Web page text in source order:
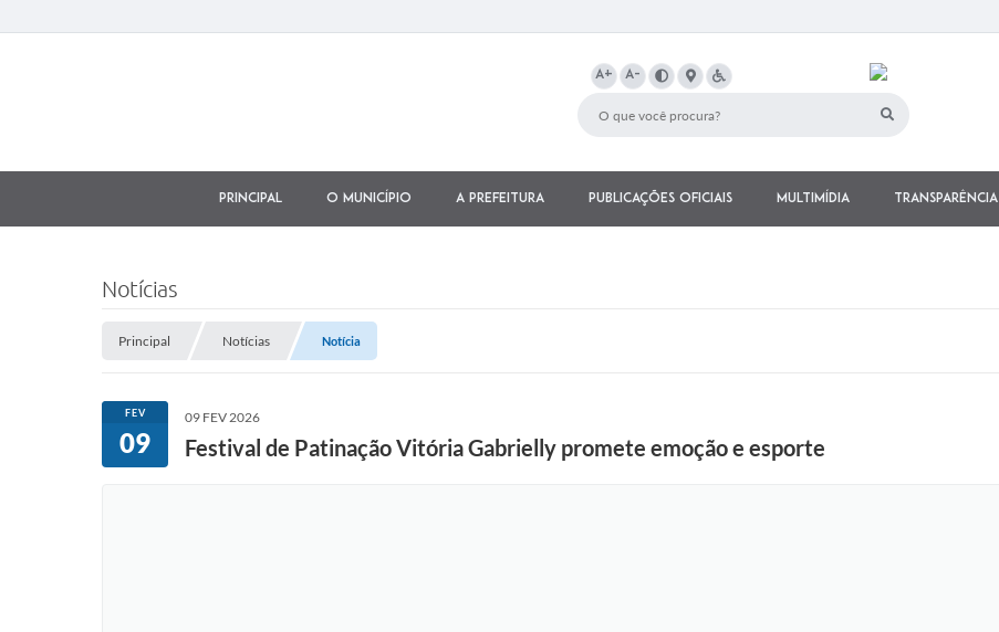
A+ A-
Principal O município A Prefeitura Publicações Oficiais Multimídia Transparência
Notícias
Principal Notícias Notícia
FEV
09
09 FEV 2026
Festival de Patinação Vitória Gabrielly promete emoção e esporte